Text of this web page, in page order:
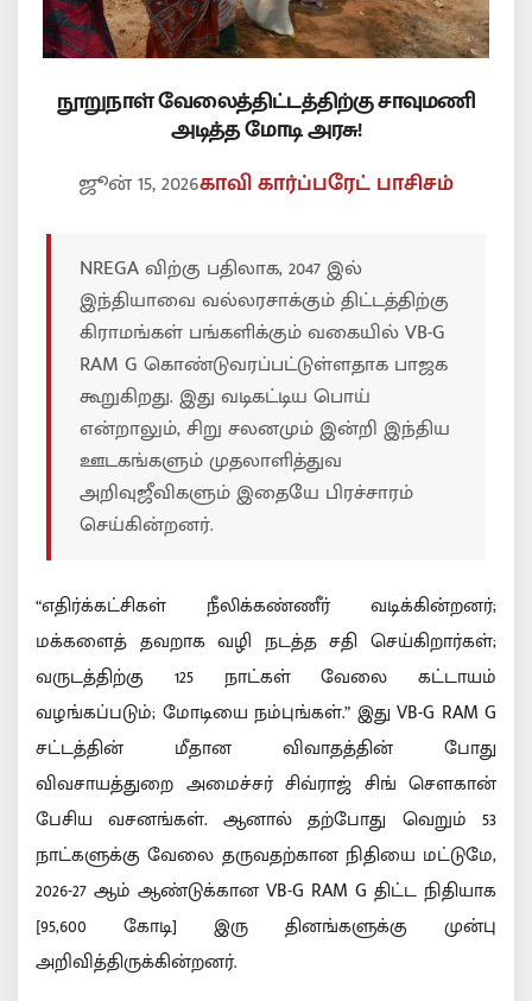
நூறுநாள் வேலைத்திட்டத்திற்கு சாவுமணி
அடித்த மோடி அரசு!
ஜூன் 15, 2026காவி கார்ப்பரேட் பாசிசம்
NREGA விற்கு பதிலாக, 2047 இல்
இந்தியாவை வல்லரசாக்கும் திட்டத்திற்கு
கிராமங்கள் பங்களிக்கும் வகையில் VB-G
RAM G கொண்டுவரப்பட்டுள்ளதாக பாஜக
கூறுகிறது. இது வடிகட்டிய பொய்
என்றாலும், சிறு சலனமும் இன்றி இந்திய
ஊடகங்களும் முதலாளித்துவ
அறிவுஜீவிகளும் இதையே பிரச்சாரம்
செய்கின்றனர்.
“எதிர்க்கட்சிகள் நீலிக்கண்ணீர் வடிக்கின்றனர்;
மக்களைத் தவறாக வழி நடத்த சதி செய்கிறார்கள்;
வருடத்திற்கு 125 நாட்கள் வேலை கட்டாயம்
வழங்கப்படும்; மோடியை நம்புங்கள்.” இது VB-G RAM G
சட்டத்தின் மீதான விவாதத்தின் போது
விவசாயத்துறை அமைச்சர் சிவ்ராஜ் சிங் சௌகான்
பேசிய வசனங்கள். ஆனால் தற்போது வெறும் 53
நாட்களுக்கு வேலை தருவதற்கான நிதியை மட்டுமே,
2026-27 ஆம் ஆண்டுக்கான VB-G RAM G திட்ட நிதியாக
[95,600 கோடி] இரு தினங்களுக்கு முன்பு
அறிவித்திருக்கின்றனர்.